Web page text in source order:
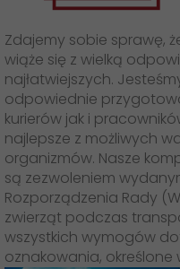
Apka GO!
Zdajemy sobie sprawę,
wiąże się z wielką
najłatwiejszych.
odpowiednie
kurierów jak i
najlepsze z możliwych
organizmów. Nasze
są zezwoleniem
Rozporządzenia Rady
zwierząt podczas
wszystkich wymogów
oznakowania, określone